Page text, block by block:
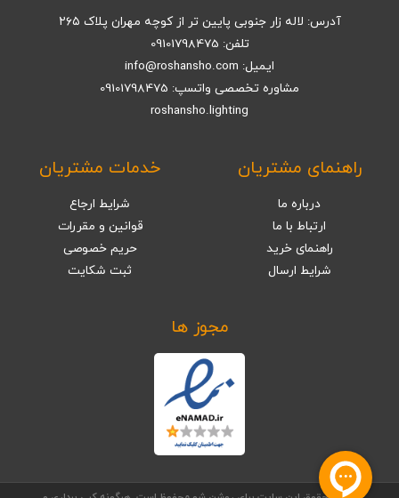
آدرس: لاله زار جنوبی پایین تر از کوچه مهران پلاک ۲۶۵
تلفن: 09101798475
ایمیل: info@roshansho.com
مشاوره تخصصی واتسپ: 09101798475
roshansho.lighting
راهنمای مشتریان
درباره ما
ارتباط با ما
راهنمای خرید
شرایط ارسال
خدمات مشتریان
شرایط ارجاع
قوانین و مقررات
حریم خصوصی
ثبت شکایت
مجوز ها